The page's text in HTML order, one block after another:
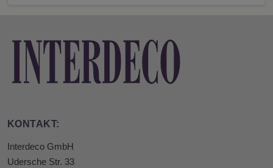
KONTAKT:
Interdeco GmbH
Udersche Str. 33